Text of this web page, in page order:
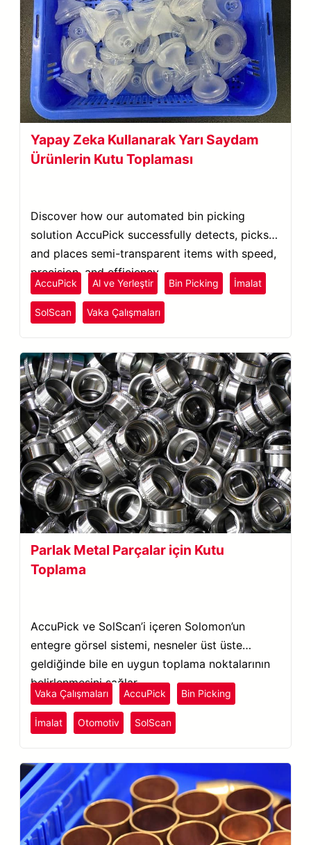
Yapay Zeka Kullanarak Yarı Saydam
Ürünlerin Kutu Toplaması
Discover how our automated bin picking
solution AccuPick successfully detects, picks,
and places semi-transparent items with speed,
precision, and efficiency.
AccuPick Al ve Yerleştir Bin Picking İmalat
SolScan Vaka Çalışmaları
Parlak Metal Parçalar için Kutu
Toplama
AccuPick ve SolScan’i içeren Solomon’un
entegre görsel sistemi, nesneler üst üste
geldiğinde bile en uygun toplama noktalarının
belirlenmesini sağlar.
Vaka Çalışmaları AccuPick Bin Picking
İmalat Otomotiv SolScan